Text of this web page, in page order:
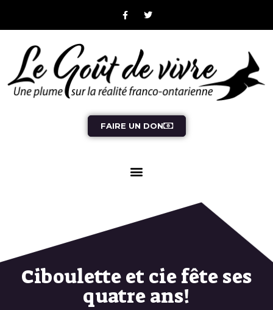
FAIRE UN DON
Ciboulette et cie fête ses
quatre ans!